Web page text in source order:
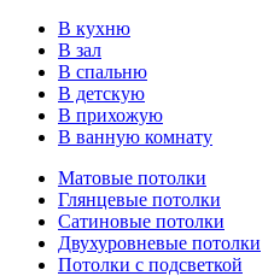
В кухню
В зал
В спальню
В детскую
В прихожую
В ванную комнату
Матовые потолки
Глянцевые потолки
Сатиновые потолки
Двухуровневые потолки
Потолки с подсветкой